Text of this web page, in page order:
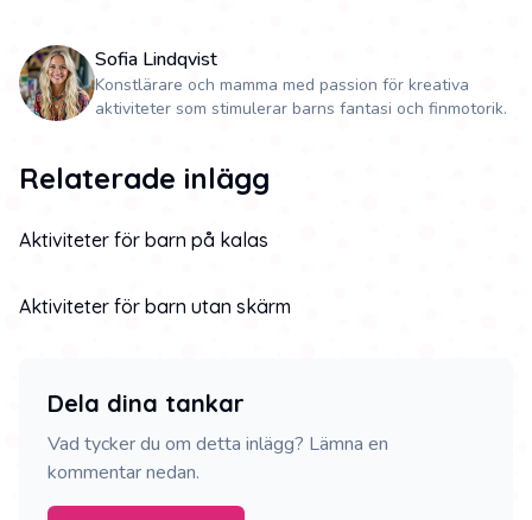
Sofia Lindqvist
Konstlärare och mamma med passion för kreativa
aktiviteter som stimulerar barns fantasi och finmotorik.
Relaterade inlägg
Aktiviteter för barn på kalas
Aktiviteter för barn utan skärm
Dela dina tankar
Vad tycker du om detta inlägg? Lämna en
kommentar nedan.